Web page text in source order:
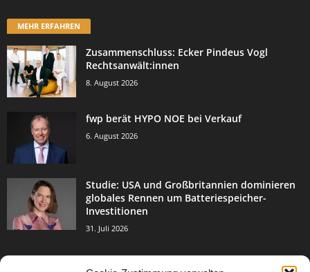
MEHR ERFAHREN
Zusammenschluss: Ecker Pindeus Vogl
Rechtsanwält:innen
8. August 2026
fwp berät HYPO NOE bei Verkauf
6. August 2026
Studie: USA und Großbritannien dominieren
globales Rennen um Batteriespeicher-
Investitionen
31. Juli 2026